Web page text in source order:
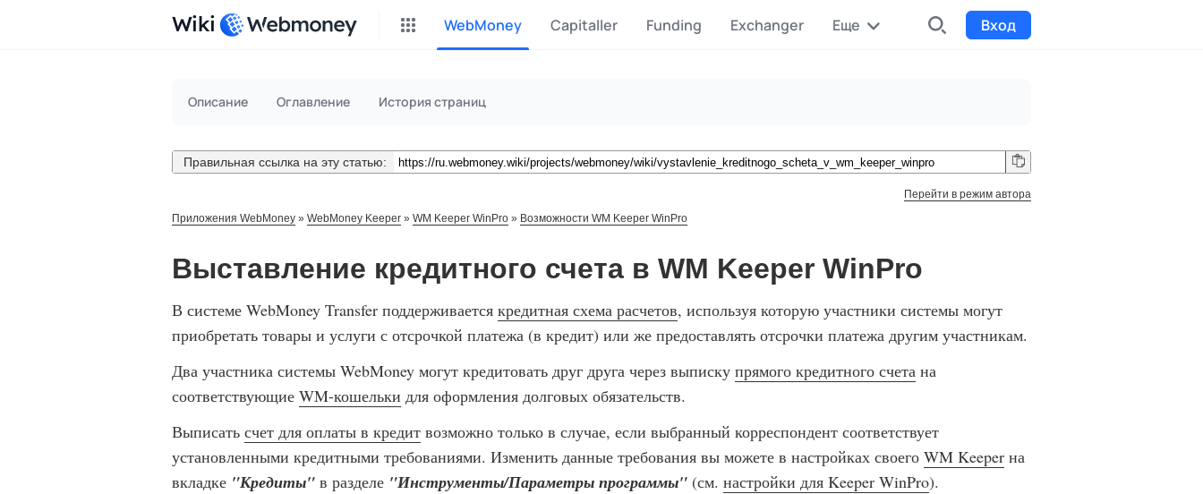
Wiki WebMoney Capitaller Funding Exchanger Еще Вход
P2P обмен
CashBox Files Funding
Сбор средств на проекты
Донаты Коллективные покупки
Фриланс-биржа
Описание Оглавление История страниц
Правильная ссылка на эту статью:
Перейти в режим автора
Приложения WebMoney » WebMoney Keeper » WM Keeper WinPro » Возможности WM Keeper WinPro
Выставление кредитного счета в WM Keeper WinPro
В системе WebMoney Transfer поддерживается кредитная схема расчетов, используя которую участники системы могут
приобретать товары и услуги с отсрочкой платежа (в кредит) или же предоставлять отсрочки платежа другим участникам.
Два участника системы WebMoney могут кредитовать друг друга через выписку прямого кредитного счета на
соответствующие WM-кошельки для оформления долговых обязательств.
Выписать счет для оплаты в кредит возможно только в случае, если выбранный корреспондент соответствует
установленными кредитными требованиями. Изменить данные требования вы можете в настройках своего WM Keeper на
вкладке "Кредиты" в разделе "Инструменты/Параметры программы" (см. настройки для Keeper WinPro).